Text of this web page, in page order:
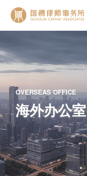
OVERSEAS OFFICE
海外办公室